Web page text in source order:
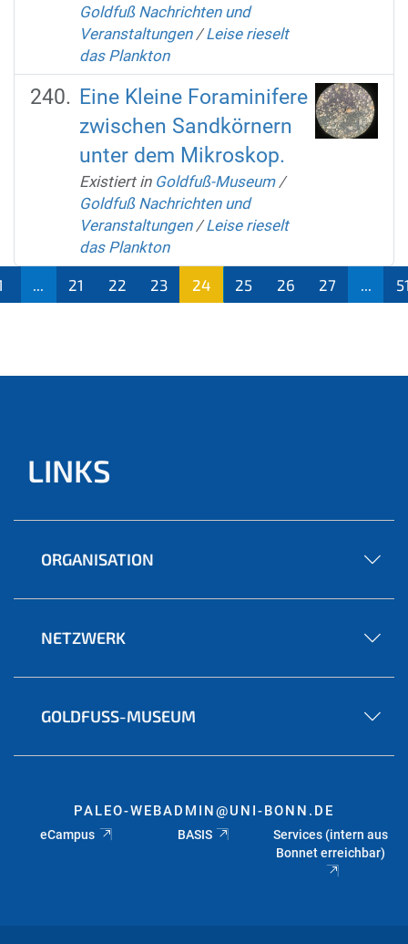
Goldfuß Nachrichten und
Veranstaltungen /Leise rieselt
das Plankton
Eine Kleine Foraminifere
zwischen Sandkörnern
unter dem Mikroskop.
Existiert in Goldfuß-Museum /
Goldfuß Nachrichten und
Veranstaltungen /Leise rieselt
das Plankton
21 22 23
24
25 26 27
LINKS
ORGANISATION
NETZWERK
GOLDFUSS-MUSEUM
PALEO-WEBADMIN@UNI-BONN.DE
eCampus BASIS
Services (intern aus
Bonnet erreichbar)